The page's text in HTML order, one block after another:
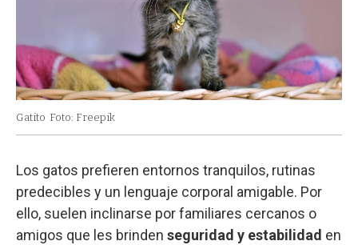
Gatito Foto: Freepik
Los gatos prefieren entornos tranquilos, rutinas
predecibles y un lenguaje corporal amigable. Por
ello, suelen inclinarse por familiares cercanos o
amigos que les brinden seguridad y estabilidad en